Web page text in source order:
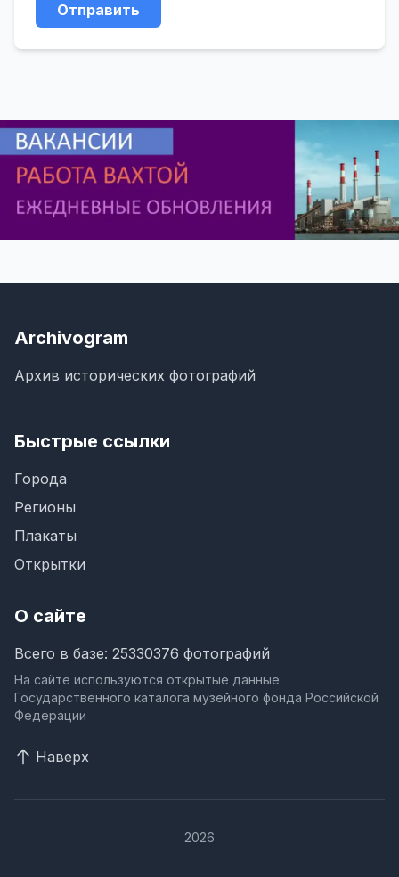
Отправить
Archivogram
Архив исторических фотографий
Быстрые ссылки
Города
Регионы
Плакаты
Открытки
О сайте
Всего в базе: 25330376 фотографий
На сайте используются открытые данные
Государственного каталога музейного фонда Российской
Федерации
Наверх
2026